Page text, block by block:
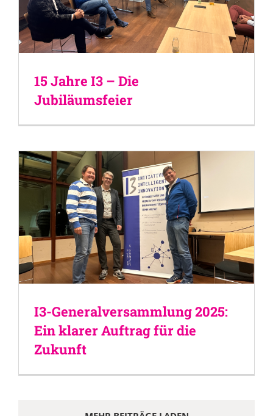
15 Jahre I3 – Die
Jubiläumsfeier
I3-Generalversammlung 2025:
Ein klarer Auftrag für die
Zukunft